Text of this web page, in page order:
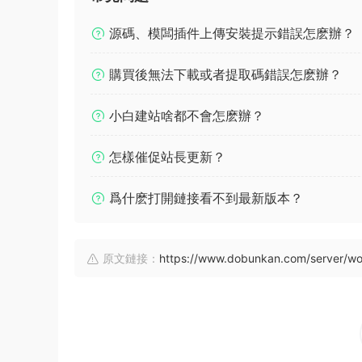
源碼、模闆插件上傳安裝提示錯誤怎麽辦？
購買後無法下載或者提取碼錯誤怎麽辦？
小白建站啥都不會怎麽辦？
怎樣催促站長更新？
爲什麽打開鏈接看不到最新版本？
原文鏈接： https://www.dobunkan.com/server/